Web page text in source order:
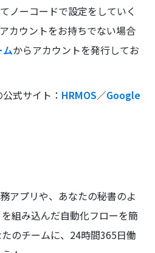
ノーコードで設定をしていく
カウントをお持ちでない場合
ムからアカウントを発行してお
式サイト： HRMOS／Google
アプリや、あなたの秘書のよ
組み込んだ自動化フローを簡
のチームに、24時間365日働